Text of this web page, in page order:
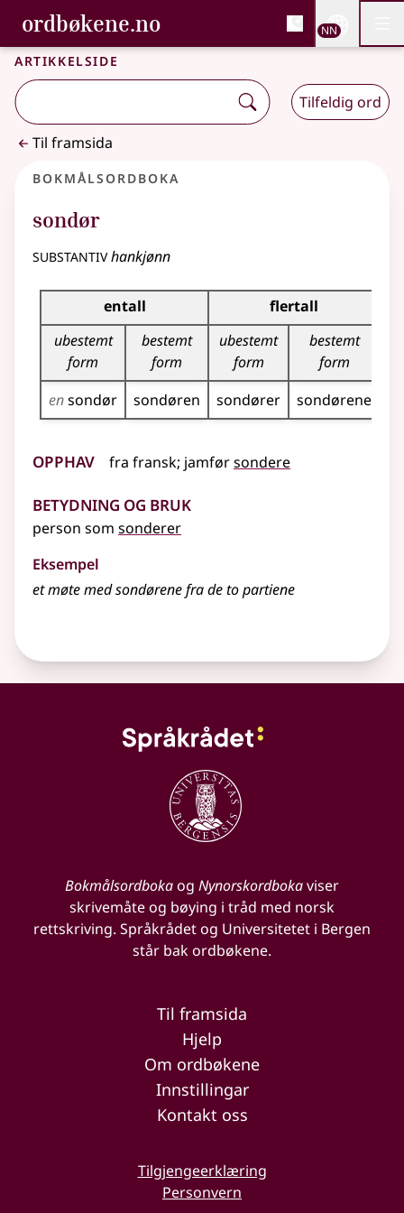
Gå til hovudinnhald
Tilgjenge
ordbøkene.no, Bokmålsordboka og
Bokmålsordboka og Nynorskordboka
NN
Artikkelside
Tilfeldig ord
Til framsida
Bokmålsordboka
sondør
substantivhankjønn
Bøyingstabell for dette substantivet
entall
flertall
ubestemt
form
bestemt
form
ubestemt
form
bestemt
form
ensondør sondøren sondører sondørene
Opphav fra fransk; jamførsondere
Betydning og bruk
person som sonderer
Eksempel
et møte med sondørene fra de to partiene
Bokmålsordbokaog Nynorskordbokaviser
skrivemåte og bøying i tråd med norsk
rettskriving. Språkrådet og Universitetet i Bergen
står bak ordbøkene.
Til framsida
Hjelp
Om ordbøkene
Innstillingar
Kontakt oss
Tilgjengeerklæring
Personvern